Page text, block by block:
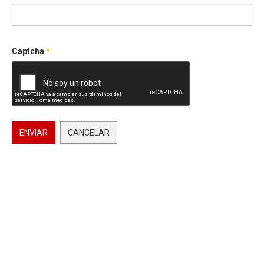
Captcha *
ENVIAR CANCELAR